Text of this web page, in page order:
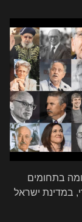
בתחומים
במדינת ישראל